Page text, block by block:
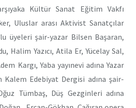
Kültür Sanat Eğitim Vakfı
Uluslar arası Aktivist Sanatçılar
üyeleri şair-yazar Bilsen Başaran,
Halim Yazıcı, Atila Er, Yücelay Sal,
Kargı, Yaba yayınevi adına Yazar
Kalem Edebiyat Dergisi adına şair-
Tümbaş, Düş Gezginleri adına